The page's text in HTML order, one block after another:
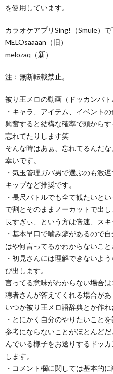
を使用しています。
カラオケアプリSing!（Smule）
MELOsaaaan（旧）
melozaq（新）
注：無断転載禁止。
被り王メロの動画（ドッカンバ
・キャラ、アイテム、イベント
興奮すると結構な確率で頭から
忘れてたりします笑
そんな時はあぁ、忘れてるんだ
幸いです。
・気玉管理ガバ男で選ぶのも激
キップなど推奨です。
・長尺バトルでも全て観たいと
で割とそのままノーカットで出し
長すぎぃ、という方は倍速、スキ
・基本早口で噛み癖があるので
はや何言ってるかわからないこと
・初見さんには理解できないよ
び出します。
言ってる意味がわからない場合
聴者さんが答えてくれる場合があ
いつか被り王メロ語辞典とか作
・とにかく自分のやりたいことを
参考にならないことがほとんど
んでいる様子をお送りするドッ
します。
・コメント欄に関しては基本的